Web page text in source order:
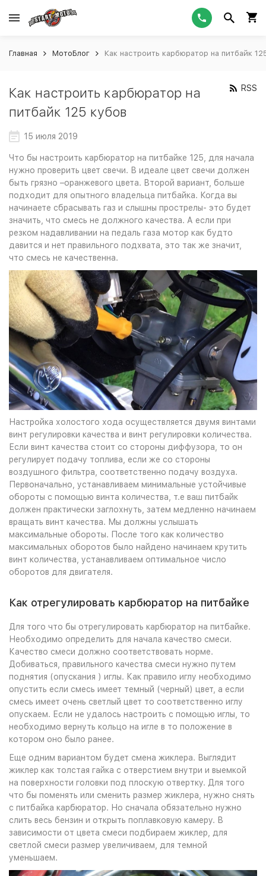
Главная МотоБлог Как настроить карбюратор на питбайк
Как настроить карбюратор на
питбайк 125 кубов
RSS
15 июля 2019
Что бы настроить карбюратор на питбайке 125, для начала
нужно проверить цвет свечи. В идеале цвет свечи должен
быть грязно –оранжевого цвета. Второй вариант, больше
подходит для опытного владельца питбайка. Когда вы
начинаете сбрасывать газ и слышны прострелы- это будет
значить, что смесь не должного качества. А если при
резком надавливании на педаль газа мотор как будто
давится и нет правильного подхвата, это так же значит,
что смесь не качественна.
Настройка холостого хода осуществляется двумя винтами
винт регулировки качества и винт регулировки количества.
Если винт качества стоит со стороны диффузора, то он
регулирует подачу топлива, если же со стороны
воздушного фильтра, соответственно подачу воздуха.
Первоначально, устанавливаем минимальные устойчивые
обороты с помощью винта количества, т.е ваш питбайк
должен практически заглохнуть, затем медленно начинаем
вращать винт качества. Мы должны услышать
максимальные обороты. После того как количество
максимальных оборотов было найдено начинаем крутить
винт количества, устанавливаем оптимальное число
оборотов для двигателя.
Как отрегулировать карбюратор на питбайке
Для того что бы отрегулировать карбюратор на питбайке.
Необходимо определить для начала качество смеси.
Качество смеси должно соответствовать норме.
Добиваться, правильного качества смеси нужно путем
поднятия (опускания ) иглы. Как правило иглу необходимо
опустить если смесь имеет темный (черный) цвет, а если
смесь имеет очень светлый цвет то соответственно иглу
опускаем. Если не удалось настроить с помощью иглы, то
необходимо вернуть кольцо на игле в то положение в
котором оно было ранее.
Еще одним вариантом будет смена жиклера. Выглядит
жиклер как толстая гайка с отверстием внутри и выемкой
на поверхности головки под плоскую отвертку. Для того
что бы поменять или сменить размер жиклера, нужно снять
с питбайка карбюратор. Но сначала обязательно нужно
слить весь бензин и открыть поплавковую камеру. В
зависимости от цвета смеси подбираем жиклер, для
светлой смеси размер увеличиваем, для темной
уменьшаем.